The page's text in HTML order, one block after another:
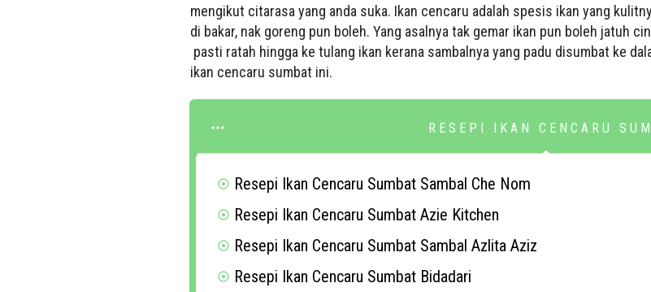
mengikut citarasa yang anda suka. Ikan cencaru adalah spesis ikan yang
di bakar, nak goreng pun boleh. Yang asalnya tak gemar ikan pun boleh jatuh
pasti ratah hingga ke tulang ikan kerana sambalnya yang padu disumbat ke
ikan cencaru sumbat ini.
RESEPI IKAN CENCARU
Resepi Ikan Cencaru Sumbat Sambal Che Nom
Resepi Ikan Cencaru Sumbat Azie Kitchen
Resepi Ikan Cencaru Sumbat Sambal Azlita Aziz
Resepi Ikan Cencaru Sumbat Bidadari